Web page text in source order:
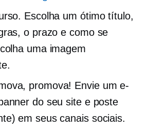
Escolha um ótimo título,
o prazo e como se
uma imagem
promova! Envie um e-
do seu site e poste
em seus canais sociais.